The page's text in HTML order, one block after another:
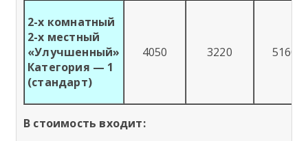
2-х комнатный
2-х местный
«Улучшенный»
Категория — 1
(стандарт)
4050 3220 5160
В стоимость входит: